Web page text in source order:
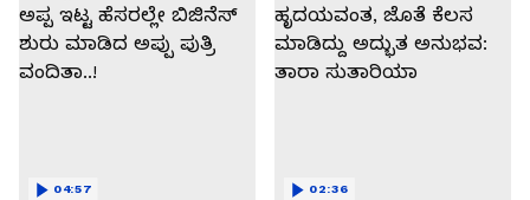
04:57 02:36